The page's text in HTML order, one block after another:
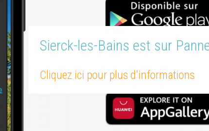
Sierck-les-Bains est sur
Cliquez ici pour plus d'informations